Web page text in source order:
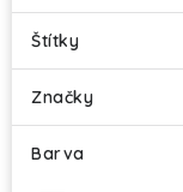
Hodnocení obchodu
Štítky
Značky
Barva